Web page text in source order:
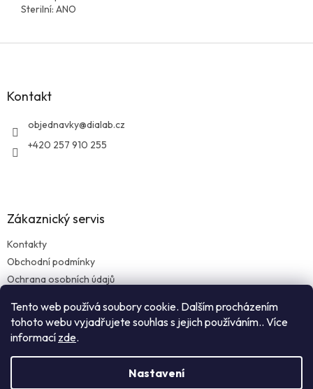
Tento web používá soubory cookie. Dalším procházením
tohoto webu vyjadřujete souhlas s jejich používáním.. Více
informací zde.
Nastavení
Sterilní: ANO
Z
Kontakt
objednavky@dialab.cz
+420 257 910 255
Zákaznický servis
Kontakty
Obchodní podmínky
Ochrana osobních údajů
Doprava a platba
Vytvořil Shoptet